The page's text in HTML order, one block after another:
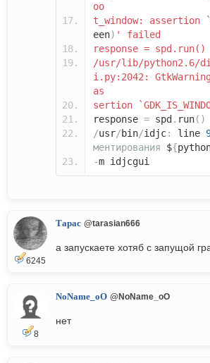
oo
t_window: assertion `
een) ' failed
response = spd.run()
/usr/lib/python2.6/
i.py:2042:
as
sertion
response = spd . run()
/usr/bin/idjc: line
ментирования ${
-m idjcgui
6245
Тарас @tarasian666
а запускаете хотяб с запущой
8
NoName_oO @NoName_oO
нет